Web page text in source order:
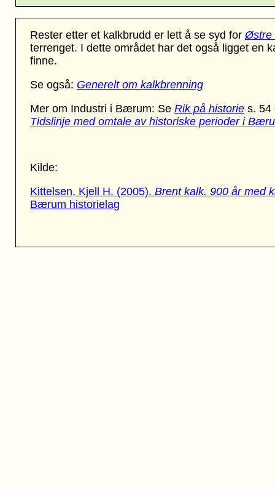
Rester etter et kalkbrudd er lett å se syd for Østre
terrenget. I dette området har det også ligget en
finne.
Se også: Generelt om kalkbrenning
Mer om Industri i Bærum: Se Rik på historie s. 54
Tidslinje med omtale av historiske perioder i
Kilde:
Kittelsen, Kjell H. (2005). Brent kalk. 900 år med
Bærum historielag